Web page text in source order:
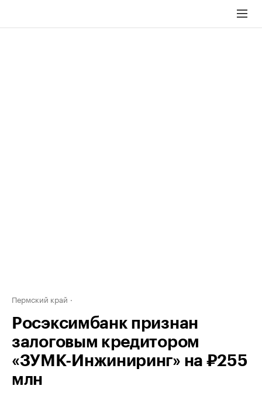
Пермский край
Росэксимбанк признан
залоговым кредитором
«ЗУМК-Инжиниринг» на ₽255
млн